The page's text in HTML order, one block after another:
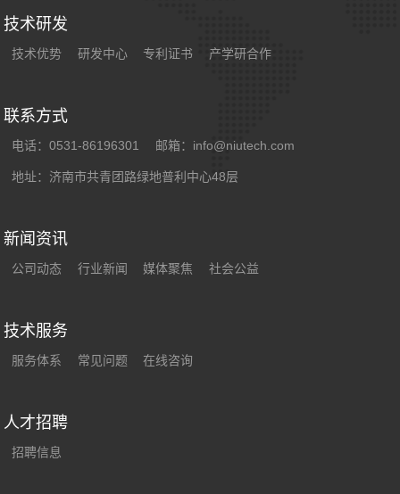
技术研发
技术优势 研发中心 专利证书 产学研合作
联系方式
电话：0531-86196301 邮箱：info@niutech.com
地址：济南市共青团路绿地普利中心48层
新闻资讯
公司动态 行业新闻 媒体聚焦 社会公益
技术服务
服务体系 常见问题 在线咨询
人才招聘
招聘信息